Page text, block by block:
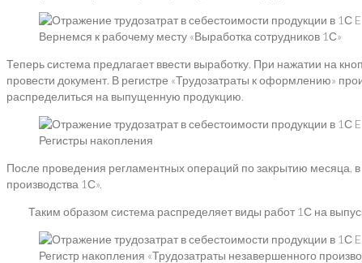
Вернемся к рабочему месту «Выработка сотрудников 1С»
Теперь система предлагает ввести выработку. При нажатии на
провести документ. В регистре «Трудозатраты к оформлению»
распределиться на выпущенную продукцию.
Регистры накопления
После проведения регламентных операций по закрытию месяца,
производства 1С».
Таким образом система распределяет виды работ 1С на
Регистр накопления «Трудозатраты незавершенного